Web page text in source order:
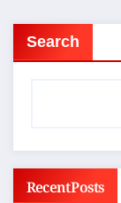
Search
Recent Posts